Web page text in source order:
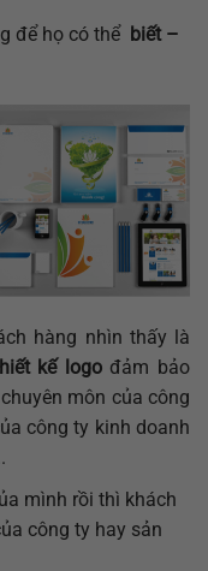
để họ có thể biết –
hàng nhìn thấy là
kế logođảm bảo
môn của công
công ty kinh doanh
mình rồi thì khách
công ty hay sản